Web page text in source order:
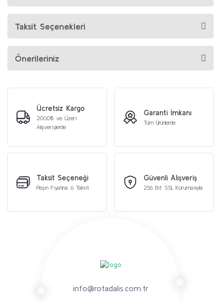
Taksit Seçenekleri
Önerileriniz
Ücretsiz Kargo
2000₺ ve Üzeri
Alışverişlerde
Garanti İmkanı
Tüm Ürünlerde
Taksit Seçeneği
Peşin Fiyatına 6 Taksit
Güvenli Alışveriş
256 Bit SSL Korumasıyla
info@rotadalis.com.tr